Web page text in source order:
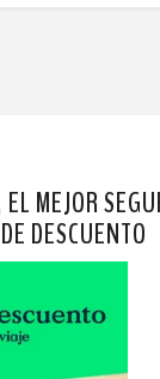
MEJOR
DESCUENTO